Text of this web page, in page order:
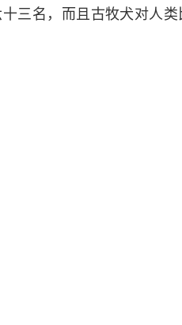
三名，而且古牧犬对人